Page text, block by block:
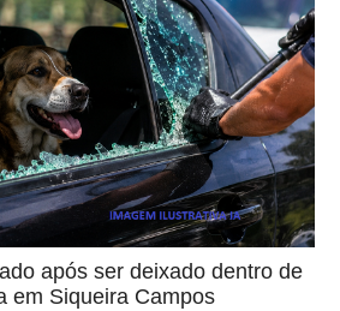
após ser deixado dentro de
em Siqueira Campos